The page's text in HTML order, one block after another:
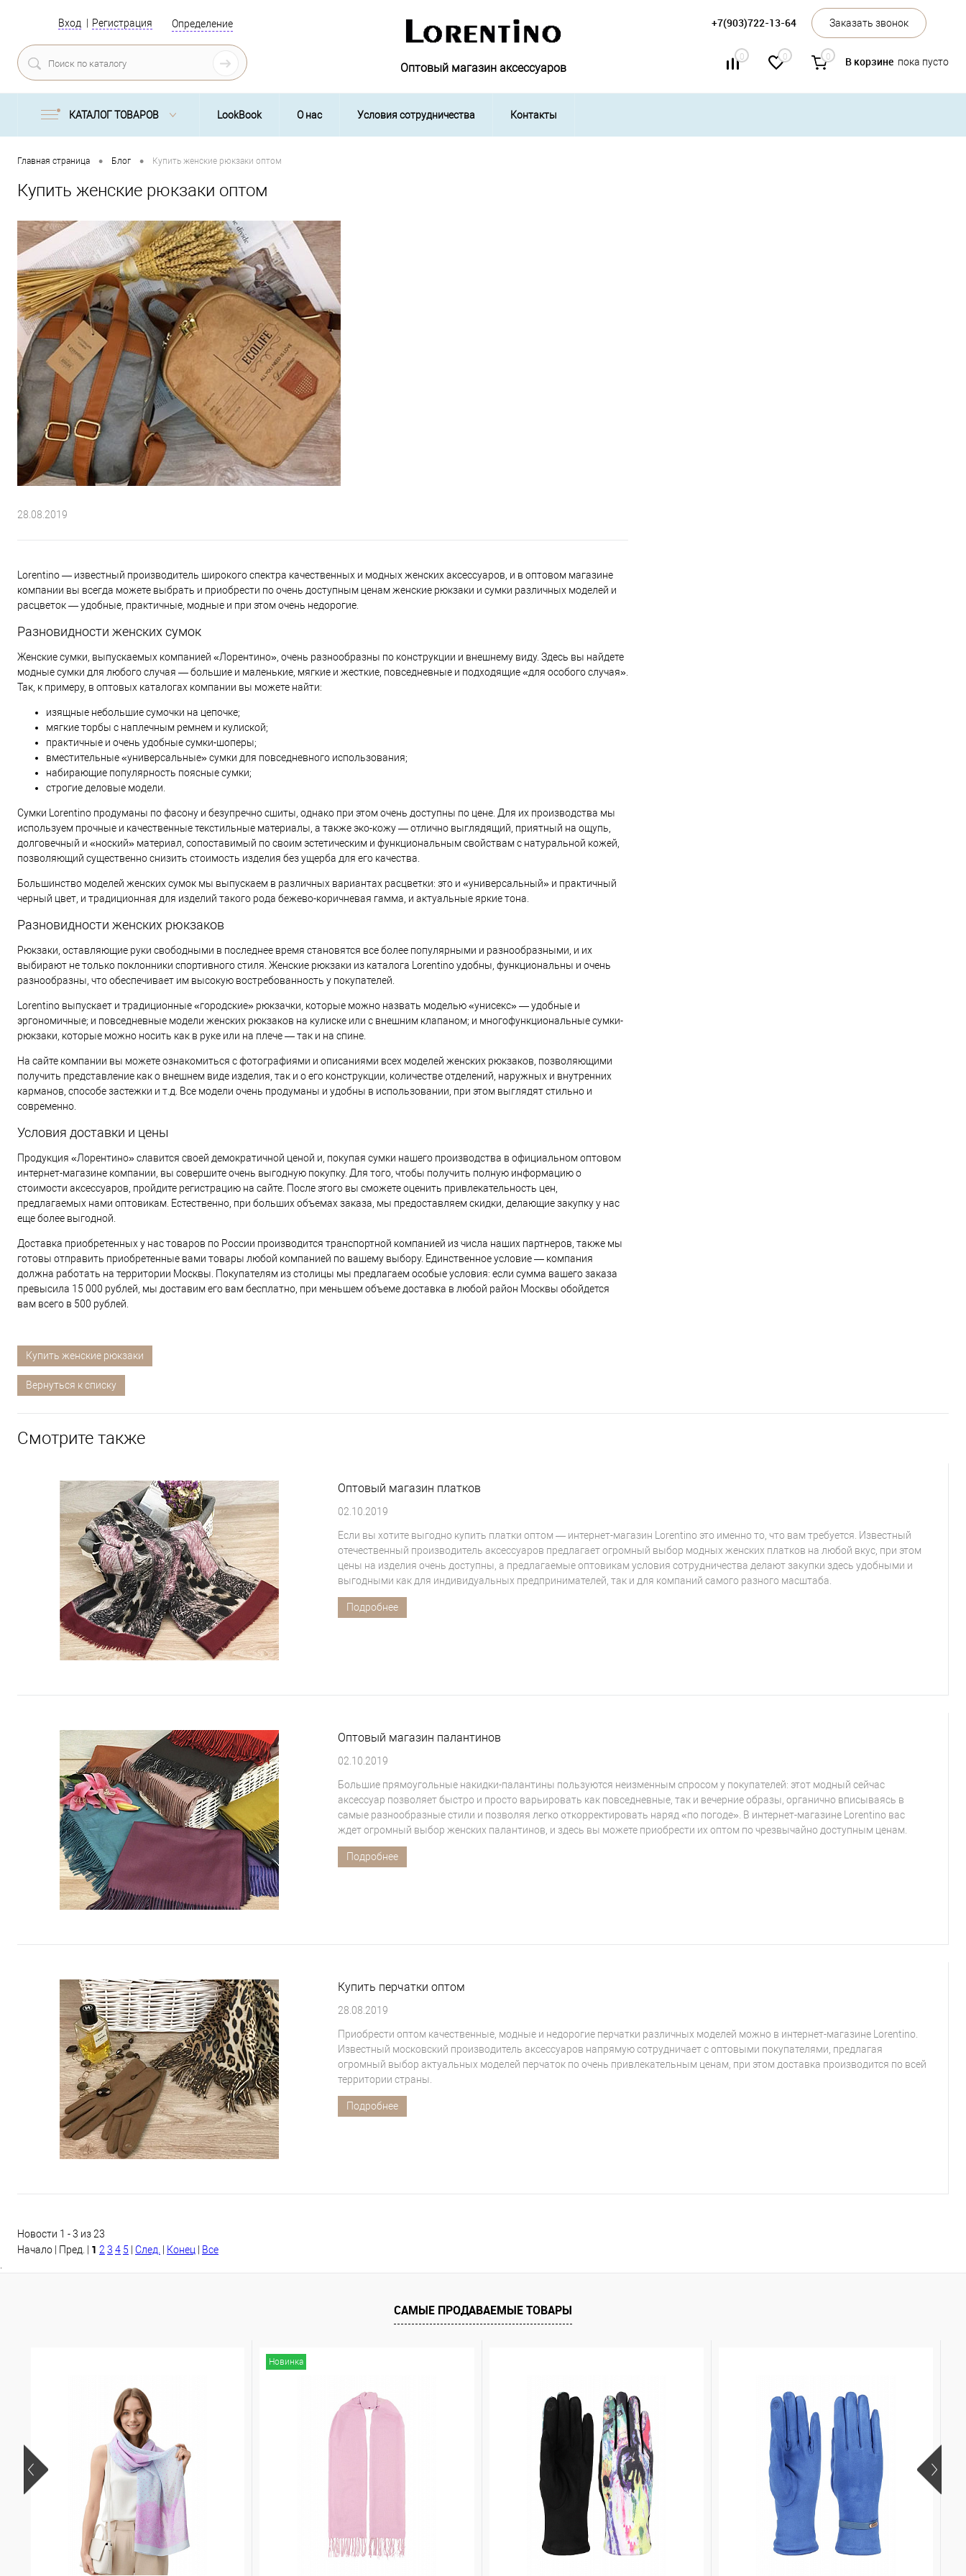
Вход Регистрация Определение +7(903)722-13-64 Заказать звонок
0 0 0 В корзине пока пусто
Оптовый магазин аксессуаров
КАТАЛОГ ТОВАРОВ LookBook О нас Условия сотрудничества Контакты
Главная страница • Блог • Купить женские рюкзаки оптом
Купить женские рюкзаки оптом
28.08.2019
Lorentino — известный производитель широкого спектра качественных и модных женских аксессуаров, и в оптовом магазине
компании вы всегда можете выбрать и приобрести по очень доступным ценам женские рюкзаки и сумки различных моделей и
расцветок — удобные, практичные, модные и при этом очень недорогие.
Разновидности женских сумок
Женские сумки, выпускаемых компанией «Лорентино», очень разнообразны по конструкции и внешнему виду. Здесь вы найдете
модные сумки для любого случая — большие и маленькие, мягкие и жесткие, повседневные и подходящие «для особого случая».
Так, к примеру, в оптовых каталогах компании вы можете найти:
изящные небольшие сумочки на цепочке;
мягкие торбы с наплечным ремнем и кулиской;
практичные и очень удобные сумки-шоперы;
вместительные «универсальные» сумки для повседневного использования;
набирающие популярность поясные сумки;
строгие деловые модели.
Сумки Lorentino продуманы по фасону и безупречно сшиты, однако при этом очень доступны по цене. Для их производства мы
используем прочные и качественные текстильные материалы, а также эко-кожу — отлично выглядящий, приятный на ощупь,
долговечный и «ноский» материал, сопоставимый по своим эстетическим и функциональным свойствам с натуральной кожей,
позволяющий существенно снизить стоимость изделия без ущерба для его качества.
Большинство моделей женских сумок мы выпускаем в различных вариантах расцветки: это и «универсальный» и практичный
черный цвет, и традиционная для изделий такого рода бежево-коричневая гамма, и актуальные яркие тона.
Разновидности женских рюкзаков
Рюкзаки, оставляющие руки свободными в последнее время становятся все более популярными и разнообразными, и их
выбирают не только поклонники спортивного стиля. Женские рюкзаки из каталога Lorentino удобны, функциональны и очень
разнообразны, что обеспечивает им высокую востребованность у покупателей.
Lorentino выпускает и традиционные «городские» рюкзачки, которые можно назвать моделью «унисекс» — удобные и
эргономичные; и повседневные модели женских рюкзаков на кулиске или с внешним клапаном; и многофункциональные сумки-
рюкзаки, которые можно носить как в руке или на плече — так и на спине.
На сайте компании вы можете ознакомиться с фотографиями и описаниями всех моделей женских рюкзаков, позволяющими
получить представление как о внешнем виде изделия, так и о его конструкции, количестве отделений, наружных и внутренних
карманов, способе застежки и т.д. Все модели очень продуманы и удобны в использовании, при этом выглядят стильно и
современно.
Условия доставки и цены
Продукция «Лорентино» славится своей демократичной ценой и, покупая сумки нашего производства в официальном оптовом
интернет-магазине компании, вы совершите очень выгодную покупку. Для того, чтобы получить полную информацию о
стоимости аксессуаров, пройдите регистрацию на сайте. После этого вы сможете оценить привлекательность цен,
предлагаемых нами оптовикам. Естественно, при больших объемах заказа, мы предоставляем скидки, делающие закупку у нас
еще более выгодной.
Доставка приобретенных у нас товаров по России производится транспортной компанией из числа наших партнеров, также мы
готовы отправить приобретенные вами товары любой компанией по вашему выбору. Единственное условие — компания
должна работать на территории Москвы. Покупателям из столицы мы предлагаем особые условия: если сумма вашего заказа
превысила 15 000 рублей, мы доставим его вам бесплатно, при меньшем объеме доставка в любой район Москвы обойдется
вам всего в 500 рублей.
Купить женские рюкзаки
Вернуться к списку
Смотрите также
Оптовый магазин платков
02.10.2019
Если вы хотите выгодно купить платки оптом — интернет-магазин Lorentino это именно то, что вам требуется. Известный
отечественный производитель аксессуаров предлагает огромный выбор модных женских платков на любой вкус, при этом
цены на изделия очень доступны, а предлагаемые оптовикам условия сотрудничества делают закупки здесь удобными и
выгодными как для индивидуальных предпринимателей, так и для компаний самого разного масштаба.
Подробнее
Оптовый магазин палантинов
02.10.2019
Большие прямоугольные накидки-палантины пользуются неизменным спросом у покупателей: этот модный сейчас
аксессуар позволяет быстро и просто варьировать как повседневные, так и вечерние образы, органично вписываясь в
самые разнообразные стили и позволяя легко откорректировать наряд «по погоде». В интернет-магазине Lorentino вас
ждет огромный выбор женских палантинов, и здесь вы можете приобрести их оптом по чрезвычайно доступным ценам.
Подробнее
Купить перчатки оптом
28.08.2019
Приобрести оптом качественные, модные и недорогие перчатки различных моделей можно в интернет-магазине Lorentino.
Известный московский производитель аксессуаров напрямую сотрудничает с оптовыми покупателями, предлагая
огромный выбор актуальных моделей перчаток по очень привлекательным ценам, при этом доставка производится по всей
территории страны.
Подробнее
Новости 1 - 3 из 23
Начало | Пред. | 1 2 3 4 5 След. Конец
Все
САМЫЕ ПРОДАВАЕМЫЕ ТОВАРЫ
Новинка